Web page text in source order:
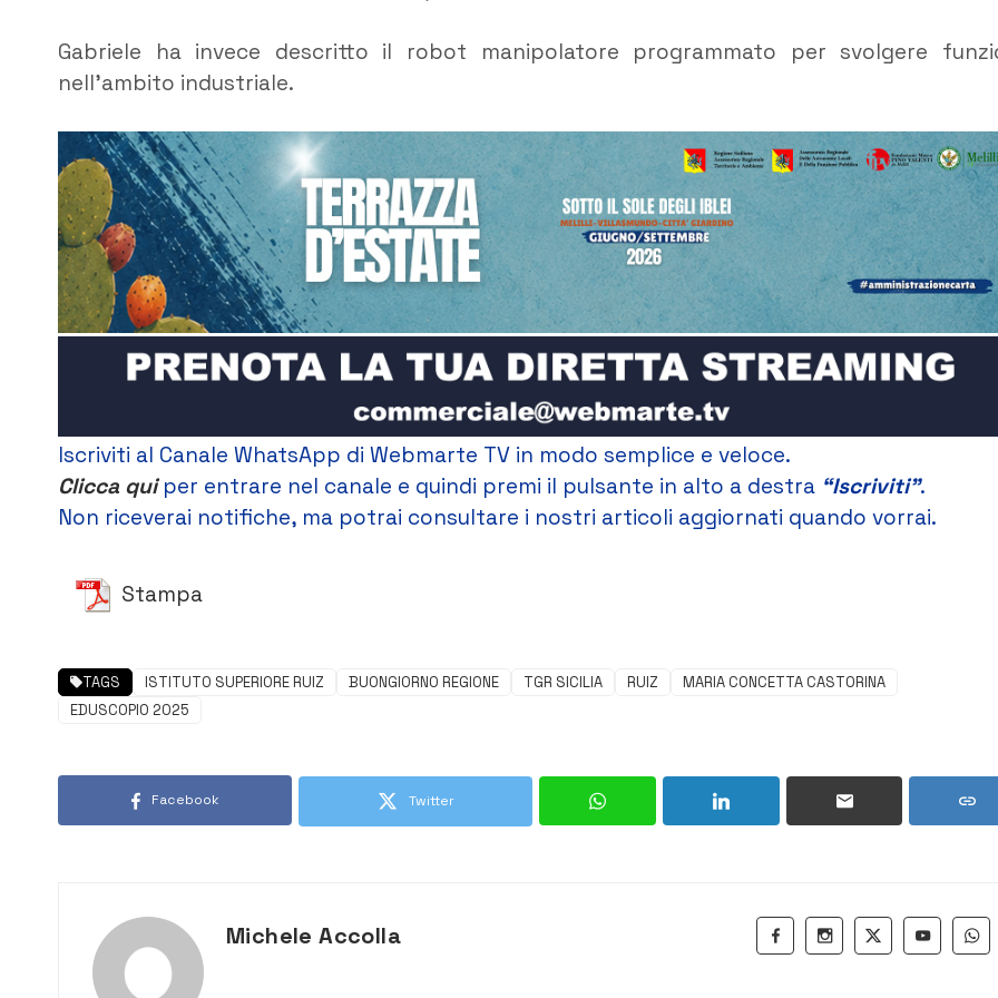
Gabriele ha invece descritto il robot manipolatore programmato per svolgere
nell’ambito industriale.
Iscriviti al Canale WhatsApp di Webmarte TV in modo semplice e veloce.
Clicca quiper entrare nel canale e quindi premi il pulsante in alto a destra “Iscriviti”.
Non riceverai notifiche, ma potrai consultare i nostri articoli aggiornati quando vorrai.
Stampa
TAGS ISTITUTO SUPERIORE RUIZ BUONGIORNO REGIONE TGR SICILIA RUIZ
MARIA CONCETTA CASTORINA
EDUSCOPIO 2025
Facebook Twitter
Michele Accolla